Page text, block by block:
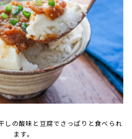
しの酸味と豆腐でさっぱりと食べられ
ます。